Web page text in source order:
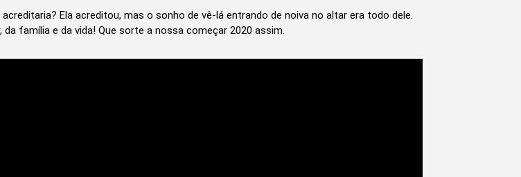
Ela acreditou, mas o sonho de vê-lá entrando de noiva no altar era todo dele.
família e da vida! Que sorte a nossa começar 2020 assim.